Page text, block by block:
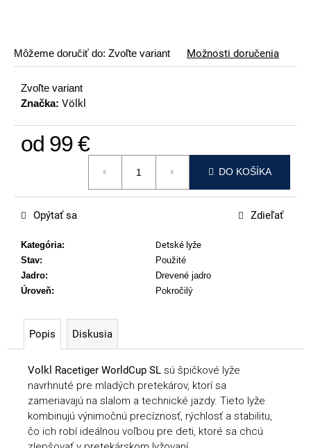
Môžeme doručiť do: Zvoľte variant Možnosti doručenia
Zvoľte variant
Značka: Völkl
od 99 €
DO KOŠÍKA
Kategória:
Detské lyže
Stav:
Použité
Jadro:
Drevené jadro
Úroveň: Pokročilý
Opýtať sa Zdieľať
Popis Diskusia
Volkl Racetiger WorldCup SL sú špičkové lyže
navrhnuté pre mladých pretekárov, ktorí sa
zameriavajú na slalom a technické jazdy. Tieto lyže
kombinujú výnimočnú precíznosť, rýchlosť a stabilitu,
čo ich robí ideálnou voľbou pre deti, ktoré sa chcú
r
ú
č
a
e
HAUBER